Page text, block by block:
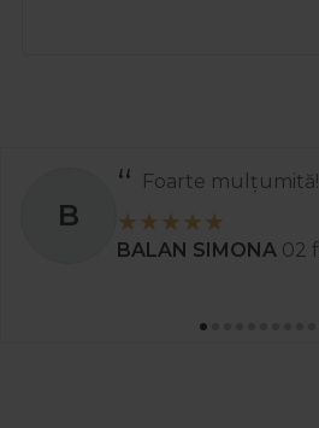
B
Foarte mulțumită!
BALAN SIMONA 02